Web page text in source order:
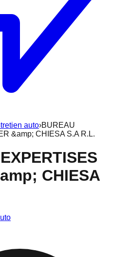
auto›BUREAU
&amp; CHIESA S.A R.L.
CHIESA